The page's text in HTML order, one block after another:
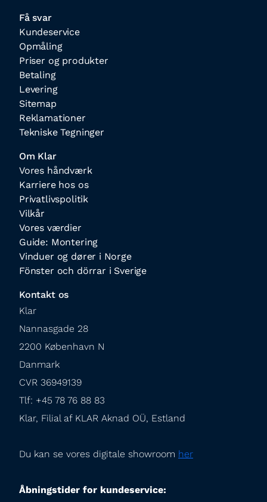
Få svar
Kundeservice
Opmåling
Priser og produkter
Betaling
Levering
Sitemap
Reklamationer
Tekniske Tegninger
Om Klar
Vores håndværk
Karriere hos os
Privatlivspolitik
Vilkår
Vores værdier
Guide: Montering
Vinduer og dører i Norge
Fönster och dörrar i Sverige
Kontakt os
Klar
Nannasgade 28
2200 København N
Danmark
CVR 36949139
Tlf: +45 78 76 88 83
Klar, Filial af KLAR Aknad OÜ, Estland
Du kan se vores digitale showroom her
Åbningstider for kundeservice: